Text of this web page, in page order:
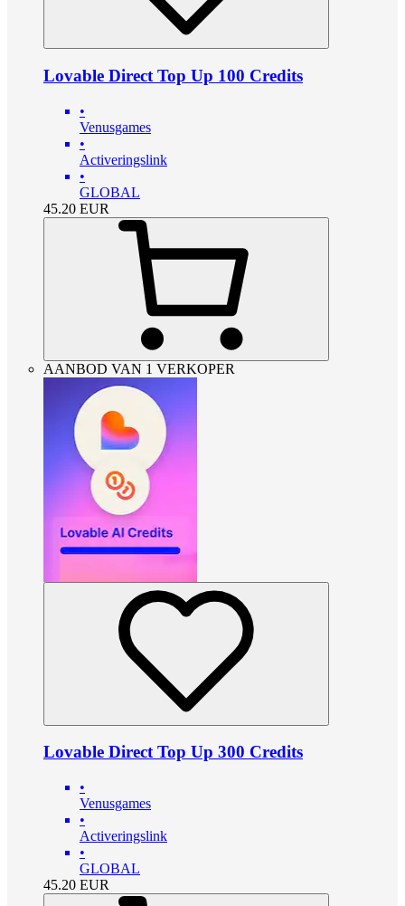
Lovable Direct Top Up 100 Credits
•
Venusgames
•
Activeringslink
•
GLOBAL
45.20 EUR
AANBOD VAN 1 VERKOPER
Lovable Direct Top Up 300 Credits
•
Venusgames
•
Activeringslink
•
GLOBAL
45.20 EUR